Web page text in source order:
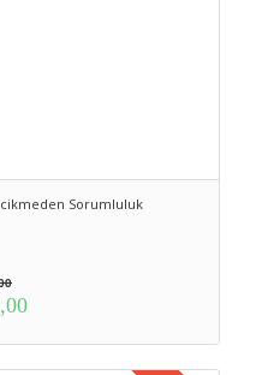
Sorumluluk